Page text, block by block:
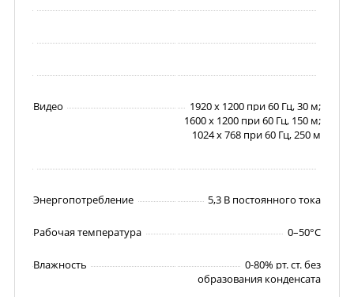
Видео
1920 x 1200 при 60 Гц, 30 м;
1600 x 1200 при 60 Гц, 150 м;
1024 x 768 при 60 Гц, 250 м
Энергопотребление 5,3 В постоянного тока
Рабочая температура 0–50°C
Влажность
0-80% рт. ст. без
образования конденсата